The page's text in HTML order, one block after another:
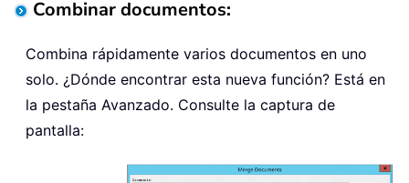
Combinar documentos:
Combina rápidamente varios documentos en uno
solo. ¿Dónde encontrar esta nueva función? Está en
la pestaña Avanzado. Consulte la captura de
pantalla: